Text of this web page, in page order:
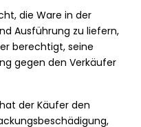
die Ware in der
Ausführung zu liefern,
berechtigt, seine
gegen den Verkäufer
der Käufer den